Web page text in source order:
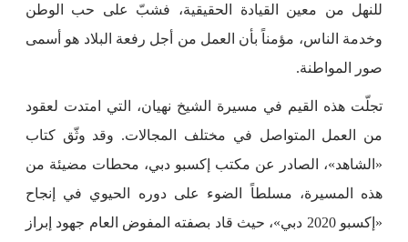
للنهل من معين القيادة الحقيقية، فشبّ على حب الوطن
وخدمة الناس، مؤمناً بأن العمل من أجل رفعة البلاد هو أسمى
صور المواطنة.
تجلّت هذه القيم في مسيرة الشيخ نهيان، التي امتدت لعقود
من العمل المتواصل في مختلف المجالات. وقد وثّق كتاب
«الشاهد»، الصادر عن مكتب إكسبو دبي، محطات مضيئة من
هذه المسيرة، مسلطاً الضوء على دوره الحيوي في إنجاح
«إكسبو 2020 دبي»، حيث قاد بصفته المفوض العام جهود إبراز